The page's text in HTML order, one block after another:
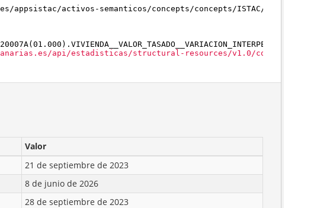
Valor
21 de septiembre de 2023
8 de junio de 2026
28 de septiembre de 2023